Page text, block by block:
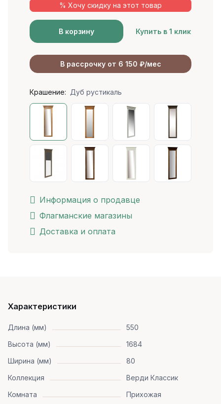
% Хочу скидку на этот товар
В корзину Купить в 1 клик
В рассрочку от 6 150 ₽/мес
Крашение: Дуб рустикаль
Информация о продавце
Флагманские магазины
Доставка и оплата
Характеристики
Длина (мм)
550
Высота (мм)
1684
Ширина (мм)
80
Коллекция
Верди Классик
Комната
Прихожая